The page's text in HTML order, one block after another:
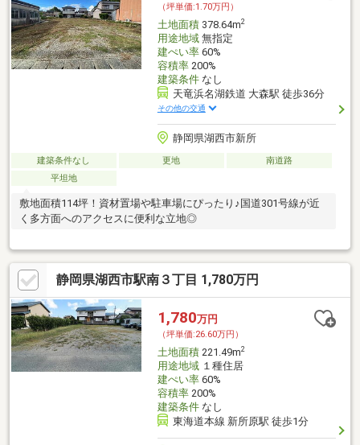
（坪単価:1.70万円）
土地面積378.64m2
用途地域無指定
建ぺい率60%
容積率200%
建築条件なし
天竜浜名湖鉄道 大森駅 徒歩36分
その他の交通
静岡県湖西市新所
建築条件なし 更地
南道路
平坦地
敷地面積114坪！資材置場や駐車場にぴったり♪国道301号線が近
く多方面へのアクセスに便利な立地◎
静岡県湖西市駅南３丁目 1,780万円
1,780万円
（坪単価:26.60万円）
土地面積221.49m2
用途地域１種住居
建ぺい率60%
容積率200%
建築条件なし
東海道本線 新所原駅 徒歩1分